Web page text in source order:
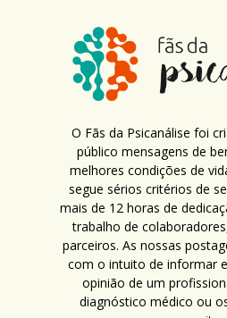
O Fãs da Psicanálise foi
público mensagens de
melhores condições de
segue sérios critérios de
mais de 12 horas de
trabalho de
parceiros. As nossas
com o intuito de informar
opinião de um
diagnóstico médico ou